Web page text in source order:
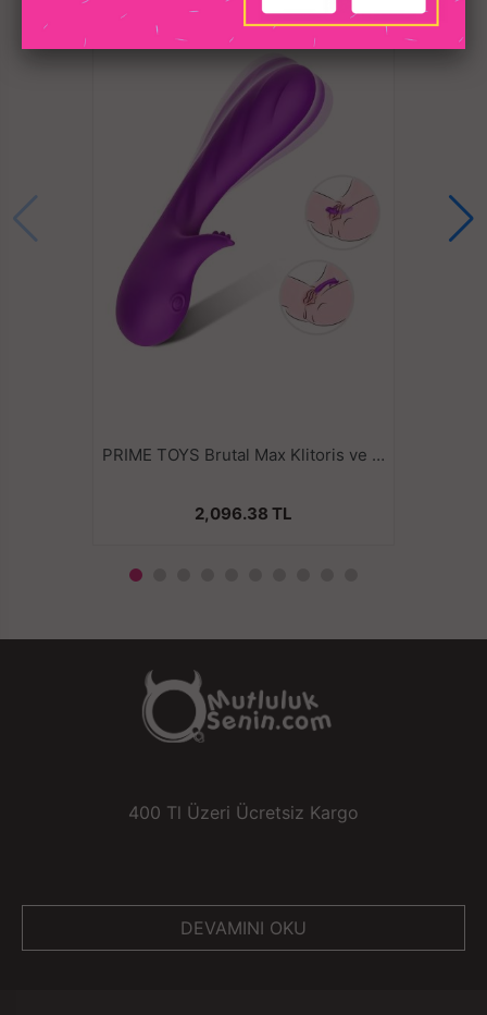
PRIME TOYS Brutal Max Klitoris ve G Nokta Uyarıcı Su Geçirmez Vibratör - Mor
2,096.38 TL
400 Tl Üzeri Ücretsiz Kargo
DEVAMINI OKU